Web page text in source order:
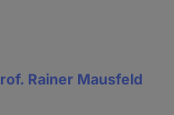
Rainer Mausfeld